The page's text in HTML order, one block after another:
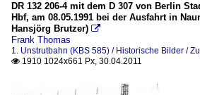
DR 132 206-4 mit dem D 307 von Berlin
Hbf, am 08.05.1991 bei der Ausfahrt in
Hansjörg Brutzer) 
Frank Thomas
1. Unstrutbahn (KBS 585) / Historische Bilder /
 1910 1024x661 Px, 30.04.2011